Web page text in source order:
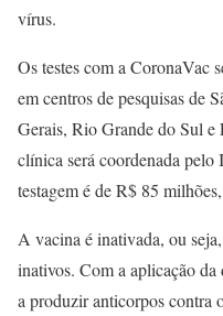
vírus.
Os testes com a CoronaVac
em centros de pesquisas de
Gerais, Rio Grande do Sul e
clínica será coordenada
testagem é de R$ 85
A vacina é inativada, ou
inativos. Com a aplicação
a produzir anticorpos contra